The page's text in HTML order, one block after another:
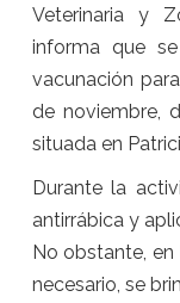
Veterinaria y
informa que
vacunación
de noviembre,
situada en
Durante la
antirrábica y
No obstante,
necesario, se